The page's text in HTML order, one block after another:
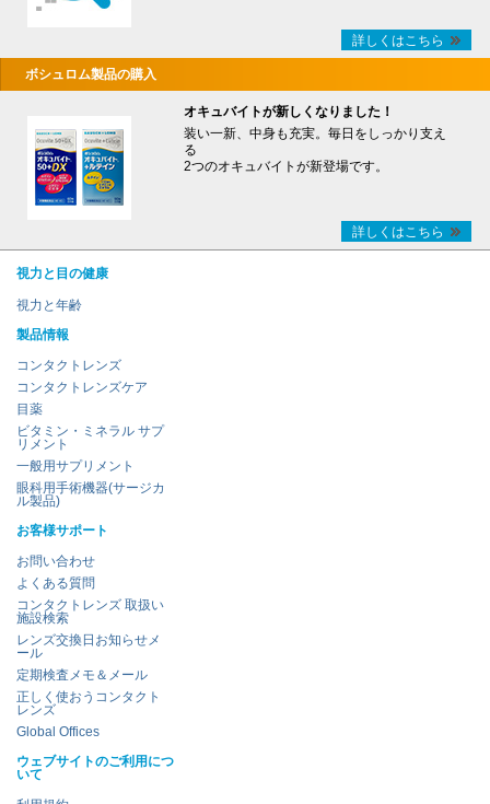
詳しくはこちら
ボシュロム製品の購入
オキュバイトが新しくなりました！
装い一新、中身も充実。毎日をしっかり支え
る
2つのオキュバイトが新登場です。
詳しくはこちら
視力と目の健康
視力と年齢
製品情報
コンタクトレンズ
コンタクトレンズケア
目薬
ビタミン・ミネラル サプ
リメント
一般用サプリメント
眼科用手術機器(サージカ
ル製品)
お客様サポート
お問い合わせ
よくある質問
コンタクトレンズ 取扱い
施設検索
レンズ交換日お知らせメ
ール
定期検査メモ＆メール
正しく使おうコンタクト
レンズ
Global Offices
ウェブサイトのご利用につ
いて